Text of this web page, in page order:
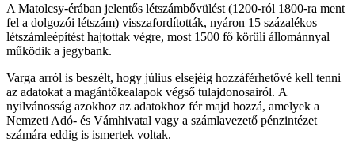
A Matolcsy-érában jelentős létszámbővülést (1200-ról 1800-ra ment
fel a dolgozói létszám) visszafordították, nyáron 15 százalékos
létszámleépítést hajtottak végre, most 1500 fő körüli állománnyal
működik a jegybank.
Varga arról is beszélt, hogy július elsejéig hozzáférhetővé kell tenni
az adatokat a magántőkealapok végső tulajdonosairól. A
nyilvánosság azokhoz az adatokhoz fér majd hozzá, amelyek a
Nemzeti Adó- és Vámhivatal vagy a számlavezető pénzintézet
számára eddig is ismertek voltak.